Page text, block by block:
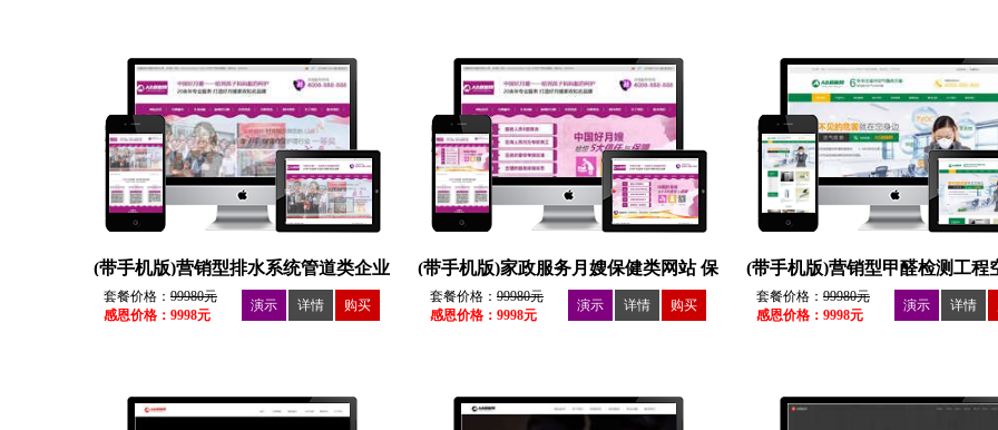
(带手机版)营销型排水系统管道类企业
水管五金行业营销型
套餐价格： 99980元
感恩价格：9998元
演示 详情 购买
(带手机版)家政服务月嫂保健类网站 保
洁清洁家政服务
套餐价格： 99980元
感恩价格：9998元
演示 详情 购买
(带手机版)营销型甲醛检测工程
量检测网站 空气净化器产品
套餐价格： 99980元
感恩价格：9998元
演示 详情